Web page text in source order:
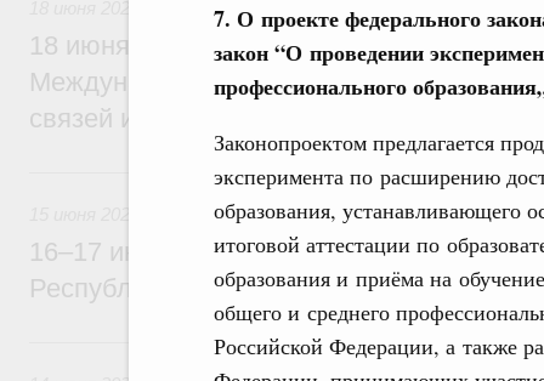
7. О проекте федерального
закон “О проведении
профессионального
Законопроектом предлагается
эксперимента по расширению
образования, устанавливающего
итоговой аттестации по
образования и приёма на
общего и среднего
Российской Федерации, а также
18 июня Михаил Мишустин примет
Международной конференции по
связей и развитию креативных и
15 июня, понедельник
16–17 июня Михаил Мишустин посетит с
Республику Узбекистан
14 июня, воскресенье